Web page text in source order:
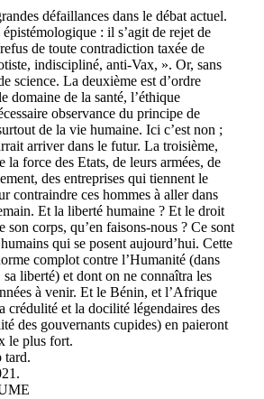
défaillances dans le débat actuel.
: il s’agit de rejet de
de toute contradiction taxée de
indiscipliné, anti-Vax, ». Or, sans
science. La deuxième est d’ordre
domaine de la santé, l’éthique
observance du principe de
de la vie humaine. Ici c’est non ;
arriver dans le futur. La troisième,
la force des Etats, de leurs armées, de
des entreprises qui tiennent le
contraindre ces hommes à aller dans
Et la liberté humaine ? Et le droit
son corps, qu’en faisons-nous ? Ce sont
qui se posent aujourd’hui. Cette
complot contre l’Humanité (dans
sa liberté) et dont on ne connaîtra les
à venir. Et le Bénin, et l’Afrique
crédulité et la docilité légendaires des
des gouvernants cupides) en paieront
le plus fort.
tard.